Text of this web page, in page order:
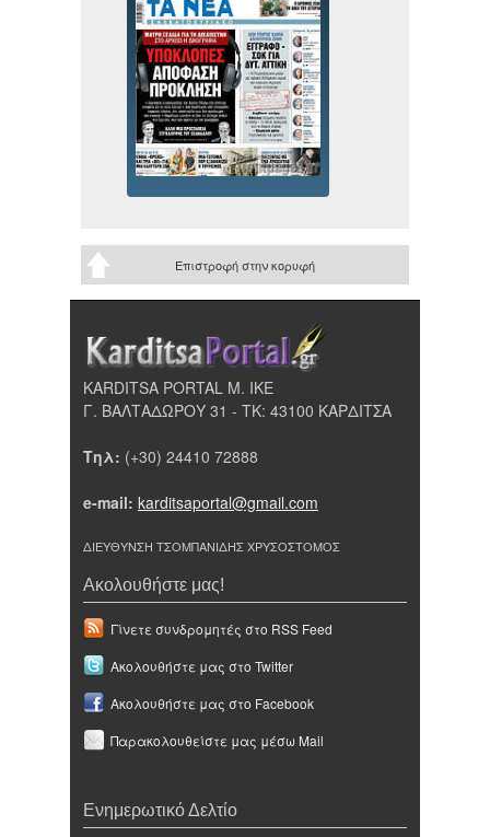
Επιστροφή στην κορυφή
KARDITSA PORTAL Μ. ΙΚΕ
Γ. ΒΑΛΤΑΔΩΡΟΥ 31 - ΤΚ: 43100 ΚΑΡΔΙΤΣΑ
Τηλ: (+30) 24410 72888
e-mail: karditsaportal@gmail.com
ΔΙΕΥΘΥΝΣΗ ΤΣΟΜΠΑΝΙΔΗΣ ΧΡΥΣΟΣΤΟΜΟΣ
Ακολουθήστε μας!
Γίνετε συνδρομητές στο RSS Feed
Ακολουθήστε μας στο Twitter
Ακολουθήστε μας στο Facebook
Παρακολουθείστε μας μέσω Mail
Ενημερωτικό Δελτίο